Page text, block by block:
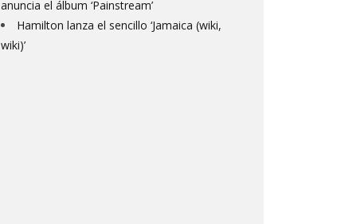
anuncia el álbum ‘Painstream’
Hamilton lanza el sencillo ‘Jamaica (wiki,
wiki)’